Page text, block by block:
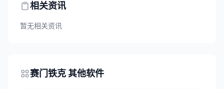
相关资讯
暂无相关资讯
赛门铁克 其他软件